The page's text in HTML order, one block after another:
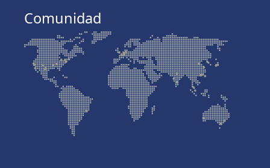
Comunidad